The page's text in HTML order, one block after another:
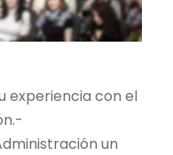
experiencia con el
un